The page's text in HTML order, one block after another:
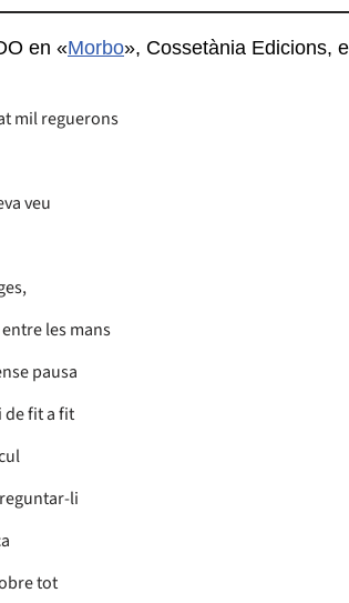
en «Morbo», Cossetània Edicions,
mil reguerons
veu
les mans
pausa
de fit a fit
li
tot